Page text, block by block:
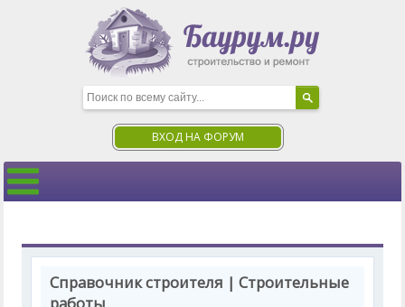
ВХОД НА ФОРУМ
Справочник строителя | Строительные